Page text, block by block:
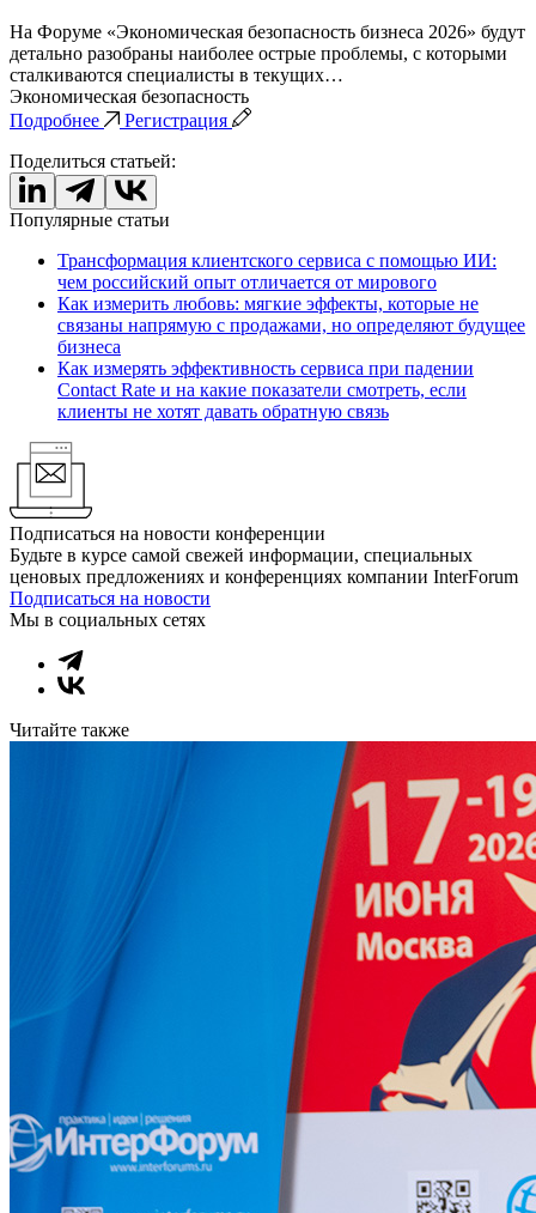
На Форуме «Экономическая безопасность бизнеса 2026» будут
детально разобраны наиболее острые проблемы, с которыми
сталкиваются специалисты в текущих…
Экономическая безопасность
Подробнее
Регистрация
Поделиться статьей:
Популярные статьи
Трансформация клиентского сервиса с помощью ИИ:
чем российский опыт отличается от мирового
Как измерить любовь: мягкие эффекты, которые не
связаны напрямую с продажами, но определяют будущее
бизнеса
Как измерять эффективность сервиса при падении
Contact Rate и на какие показатели смотреть, если
клиенты не хотят давать обратную связь
Подписаться на новости конференции
Будьте в курсе самой свежей информации, специальных
ценовых предложениях и конференциях компании InterForum
Подписаться на новости
Мы в социальных сетях
Читайте также